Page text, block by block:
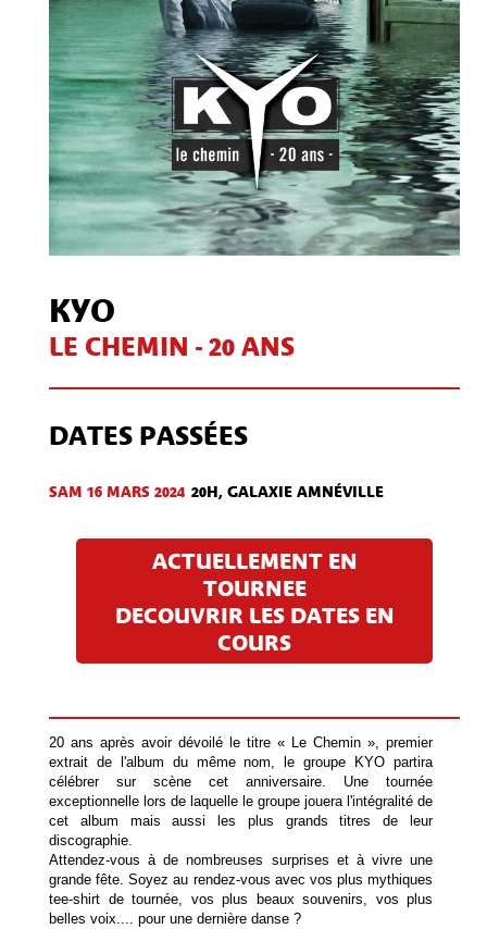
KYO
LE CHEMIN - 20 ANS
DATES PASSÉES
SAM 16 MARS 2024 20H, GALAXIE AMNÉVILLE
ACTUELLEMENT EN
TOURNEE
DECOUVRIR LES DATES EN
COURS
20 ans après avoir dévoilé le titre « Le Chemin », premier
extrait de l'album du même nom, le groupe KYO partira
célébrer sur scène cet anniversaire. Une tournée
exceptionnelle lors de laquelle le groupe jouera l'intégralité de
cet album mais aussi les plus grands titres de leur
discographie.
Attendez-vous à de nombreuses surprises et à vivre une
grande fête. Soyez au rendez-vous avec vos plus mythiques
tee-shirt de tournée, vos plus beaux souvenirs, vos plus
belles voix.... pour une dernière danse ?